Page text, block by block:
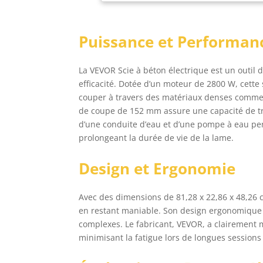
qui
de
les
Puissance et
La VEVOR Scie à béton électrique est un
efficacité. Dotée d’un moteur de 2800 W,
couper à travers des matériaux denses
de coupe de 152 mm assure une capacité de
d’une conduite d’eau et d’une pompe à eau
prolongeant la durée de vie de la lame.
Design et Ergonomie
Avec des dimensions de 81,28 x 22,86 x
en restant maniable. Son design
complexes. Le fabricant, VEVOR, a
minimisant la fatigue lors de longues